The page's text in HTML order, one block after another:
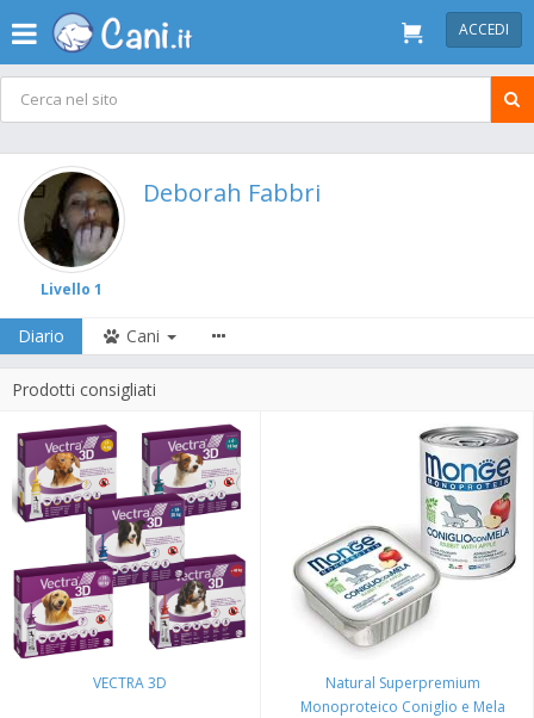
ACCEDI
Livello 1
Deborah Fabbri
Diario Cani
Prodotti consigliati
VECTRA 3D
Natural Superpremium
Monoproteico Coniglio e Mela